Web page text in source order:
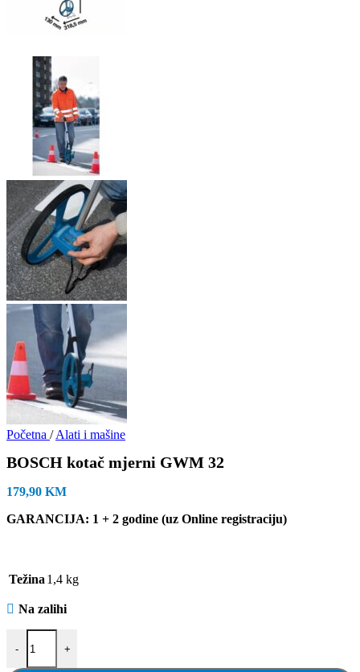
Početna / Alati i mašine
BOSCH kotač mjerni GWM 32
179,90 KM
GARANCIJA: 1 + 2 godine (uz Online registraciju)
Težina 1,4 kg
Na zalihi
-
BOSCH kotač mjerni GWM 32 količina
+